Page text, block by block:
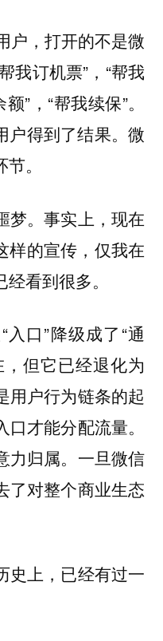
户，打开的不是微
我订机票”，“帮我
”，“帮我续保”。
户得到了结果。微
。
梦。事实上，现在
样的宣传，仅我在
看到很多。
口”降级成了“通
但它已经退化为
用户行为链条的起
才能分配流量。
力归属。一旦微信
了对整个商业生态
史上，已经有过一